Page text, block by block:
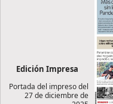
Edición Impresa
Portada del impreso del
27 de diciembre de